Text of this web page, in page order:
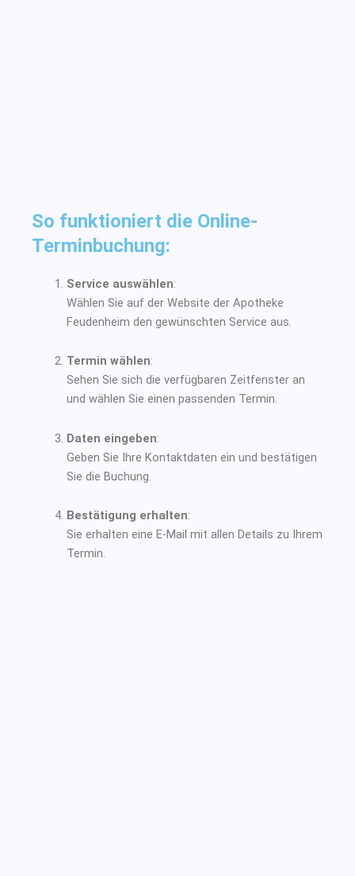
So funktioniert die Online-
Terminbuchung:
Service auswählen:
Wählen Sie auf der Website der Apotheke
Feudenheim den gewünschten Service aus.
Termin wählen:
Sehen Sie sich die verfügbaren Zeitfenster an
und wählen Sie einen passenden Termin.
Daten eingeben:
Geben Sie Ihre Kontaktdaten ein und bestätigen
Sie die Buchung.
Bestätigung erhalten:
Sie erhalten eine E-Mail mit allen Details zu Ihrem
Termin.